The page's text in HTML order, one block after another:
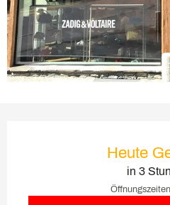
Heute
in 3